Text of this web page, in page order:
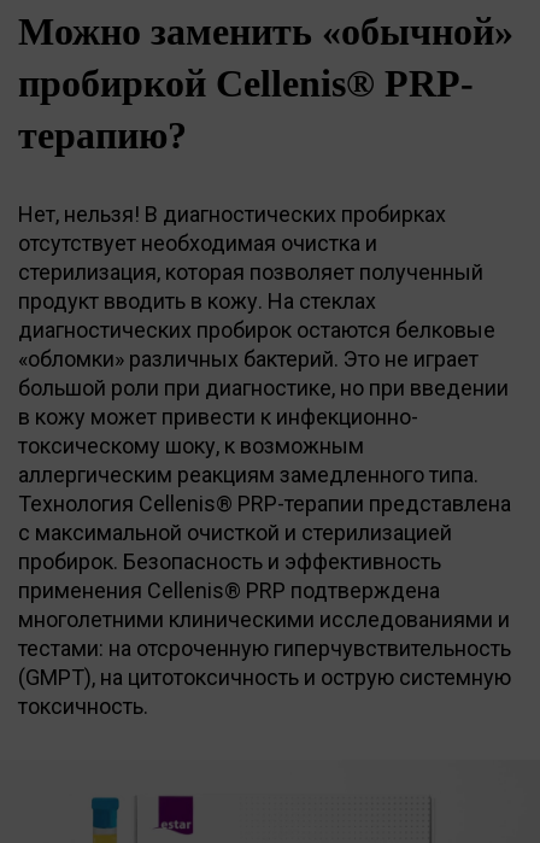
Можно заменить «обычной»
пробиркой Cellenis® PRP-
терапию?
Нет, нельзя! В диагностических пробирках
отсутствует необходимая очистка и
стерилизация, которая позволяет полученный
продукт вводить в кожу. На стеклах
диагностических пробирок остаются белковые
«обломки» различных бактерий. Это не играет
большой роли при диагностике, но при введении
в кожу может привести к инфекционно-
токсическому шоку, к возможным
аллергическим реакциям замедленного типа.
Технология Cellenis® PRP-терапии представлена
с максимальной очисткой и стерилизацией
пробирок. Безопасность и эффективность
применения Cellenis® PRP подтверждена
многолетними клиническими исследованиями и
тестами: на отсроченную гиперчувствительность
(GMPT), на цитотоксичность и острую системную
токсичность.